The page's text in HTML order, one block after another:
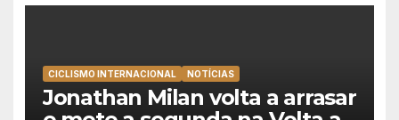
CICLISMO INTERNACIONAL NOTÍCIAS
Jonathan Milan volta a arrasar